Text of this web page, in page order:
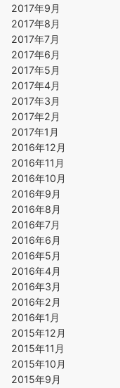
2017年9月
2017年8月
2017年7月
2017年6月
2017年5月
2017年4月
2017年3月
2017年2月
2017年1月
2016年12月
2016年11月
2016年10月
2016年9月
2016年8月
2016年7月
2016年6月
2016年5月
2016年4月
2016年3月
2016年2月
2016年1月
2015年12月
2015年11月
2015年10月
2015年9月